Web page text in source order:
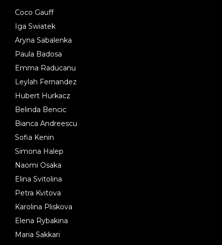
Coco Gauff
Iga Swiatek
Aryna Sabalenka
Paula Badosa
Emma Raducanu
Leylah Fernandez
Hubert Hurkacz
Belinda Bencic
Bianca Andreescu
Sofia Kenin
Simona Halep
Naomi Osaka
Elina Svitolina
Petra Kvitova
Karolina Pliskova
Elena Rybakina
Maria Sakkari